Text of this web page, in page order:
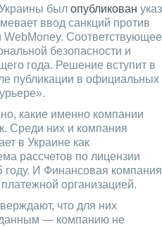
был опубликован указ
ввод санкций против
Соответствующее
безопасности и
года. Решение вступит в
публикации в официальных
какие именно компании
Среди них и компания
в Украине как
рассчетов по лицензии
году. И Финансовая компания
организацией.
что для них
— компанию не